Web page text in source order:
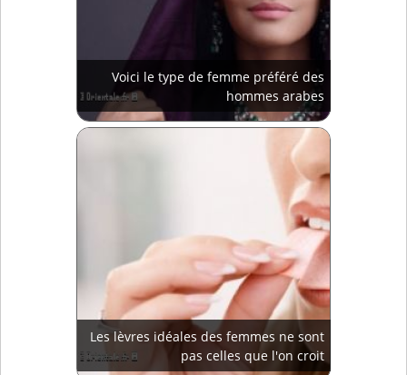
Voici le type de femme préféré des
hommes arabes
Les lèvres idéales des femmes ne sont
pas celles que l'on croit